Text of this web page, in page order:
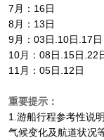
7月：16日
8月：13日
9月：03日.10日.17日
10月：08日.15日.22
11月：05日.12日
重要提示：
1.游船行程参考性说
气候变化及航道状况